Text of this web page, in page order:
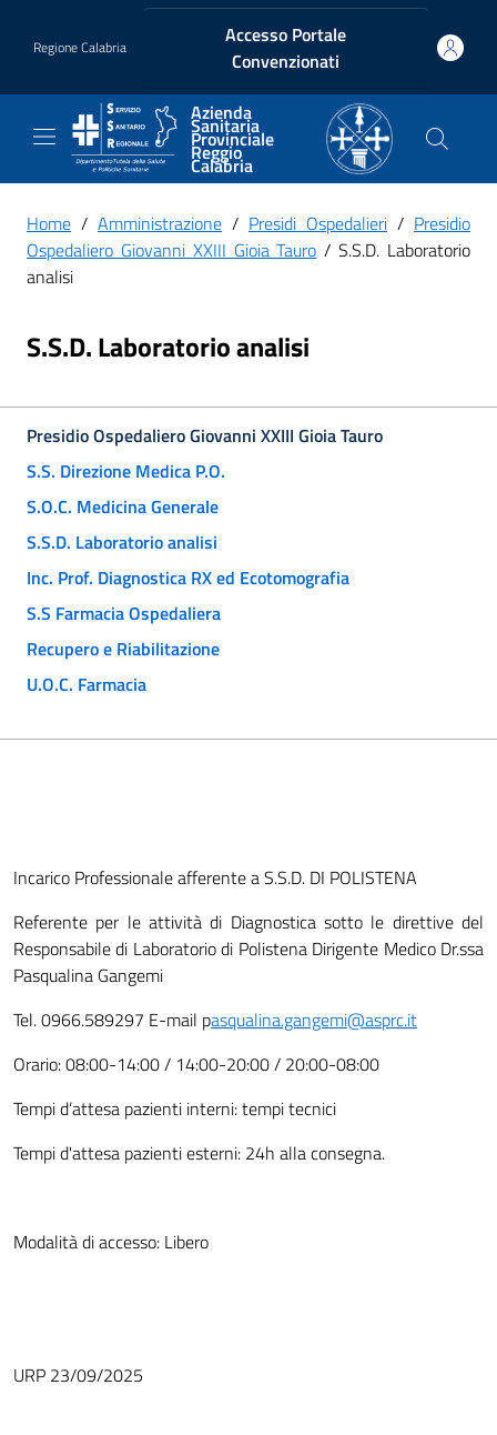
Regione Calabria
Accesso Portale
Convenzionati
Azienda
Sanitaria
Provinciale
Reggio
Calabria
Home / Amministrazione / Presidi Ospedalieri / Presidio
Ospedaliero Giovanni XXIII Gioia Tauro / S.S.D. Laboratorio
analisi
S.S.D. Laboratorio analisi
Presidio Ospedaliero Giovanni XXIII Gioia Tauro
S.S. Direzione Medica P.O.
S.O.C. Medicina Generale
S.S.D. Laboratorio analisi
Inc. Prof. Diagnostica RX ed Ecotomografia
S.S Farmacia Ospedaliera
Recupero e Riabilitazione
U.O.C. Farmacia
Incarico Professionale afferente a S.S.D. DI POLISTENA
Referente per le attività di Diagnostica sotto le direttive del
Responsabile di Laboratorio di Polistena Dirigente Medico Dr.ssa
Pasqualina Gangemi
Tel. 0966.589297 E-mail pasqualina.gangemi@asprc.it
Orario: 08:00-14:00 / 14:00-20:00 / 20:00-08:00
Tempi d’attesa pazienti interni: tempi tecnici
Tempi d'attesa pazienti esterni: 24h alla consegna.
Modalità di accesso: Libero
URP 23/09/2025